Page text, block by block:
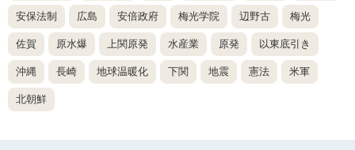
安保法制 広島 安倍政府 梅光学院 辺野古 梅光
佐賀 原水爆 上関原発 水産業 原発 以東底引き
沖縄 長崎 地球温暖化 下関 地震 憲法 米軍
北朝鮮